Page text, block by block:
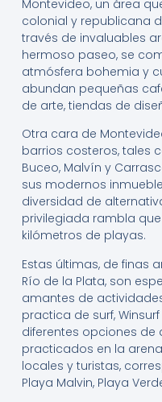
Montevideo, un área
colonial y republicana
través de invaluables
hermoso paseo, se
atmósfera bohemia y
abundan pequeñas
de arte, tiendas de
Otra cara de
barrios costeros, tales
Buceo, Malvín y
sus modernos
diversidad de
privilegiada rambla
kilómetros de playas.
Estas últimas, de finas
Río de la Plata, son
amantes de
practica de surf,
diferentes opciones
practicados en la
locales y turistas,
Playa Malvin, Playa